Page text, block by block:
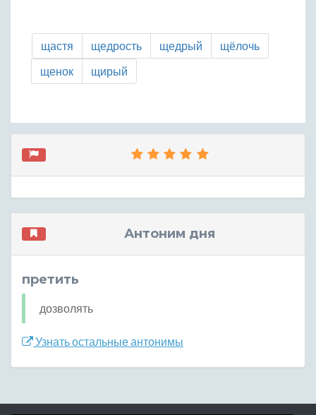
щастя щедрость щедрый
щёлочь
щенок
щирый
Антоним дня
претить
дозволять
Узнать остальные антонимы